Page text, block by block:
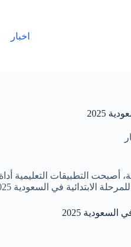
اخبار
2025
أصبحت التطبيقات
في تحسين الفهم الدراسي، وتنمية مهارات التفكير، وجعل التعلم ممتعًا وسهلًا.
2025